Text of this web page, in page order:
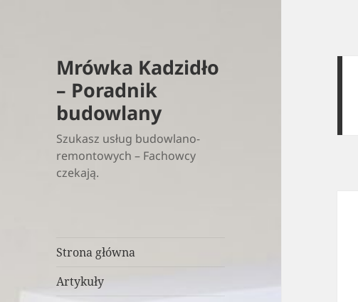
Mrówka Kadzidło
– Poradnik
budowlany
Szukasz usług budowlano-
remontowych – Fachowcy
czekają.
Strona główna
Artykuły